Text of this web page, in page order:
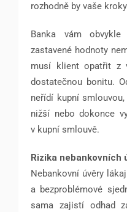
rozhodně by vaše
Banka vám
zastavené hodnoty
musí klient opatřit z
dostatečnou bonitu.
neřídí kupní
nižší nebo dokonce
v kupní smlouvě.
Rizika nebankovních
Nebankovní úvěry
a bezproblémové
sama zajistí odhad